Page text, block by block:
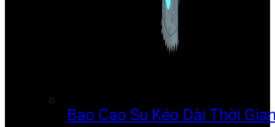
Bao Cao Su Kéo Dài Thời